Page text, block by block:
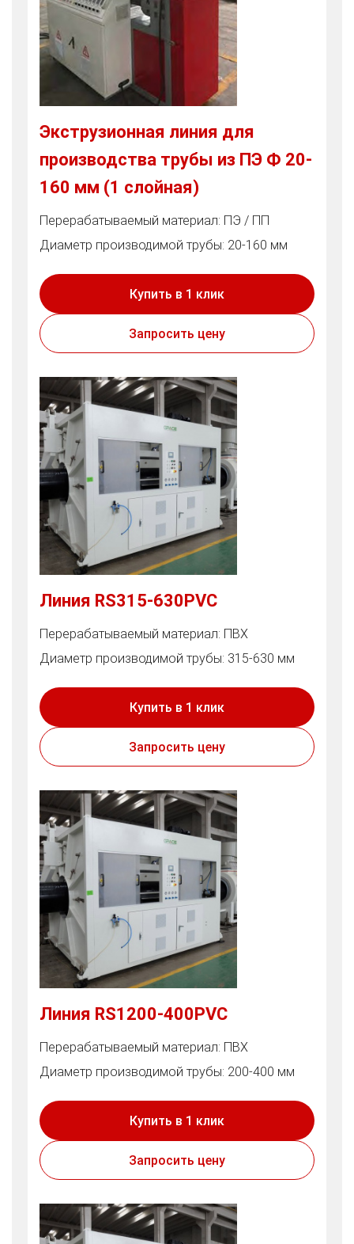
Экструзионная линия для
производства трубы из ПЭ Ф 20-
160 мм (1 слойная)
Перерабатываемый материал: ПЭ / ПП
Диаметр производимой трубы: 20-160 мм
Купить в 1 клик
Запросить цену
Линия RS315-630PVC
Перерабатываемый материал: ПВХ
Диаметр производимой трубы: 315-630 мм
Купить в 1 клик
Запросить цену
Линия RS1200-400PVC
Перерабатываемый материал: ПВХ
Диаметр производимой трубы: 200-400 мм
Купить в 1 клик
Запросить цену